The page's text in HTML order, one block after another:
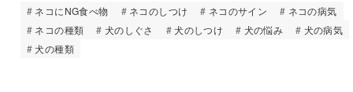
ネコにNG食べ物 ネコのしつけ ネコのサイン
ネコの病気
ネコの種類
犬のしぐさ 犬のしつけ 犬の悩み
犬の病気
犬の種類